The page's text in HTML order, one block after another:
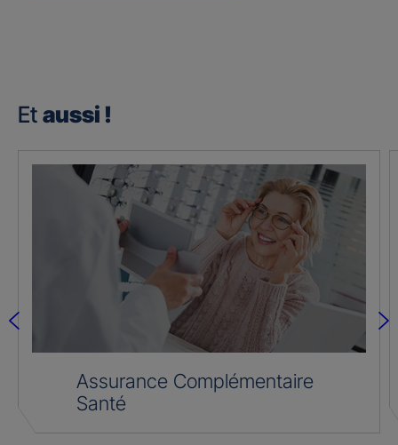
Et aussi !
Assurance Complémentaire
Santé